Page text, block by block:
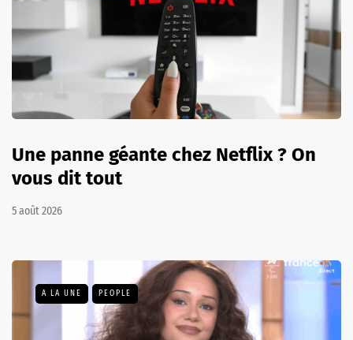
Une panne géante chez Netflix ? On
vous dit tout
5 août 2026
A LA UNE PEOPLE